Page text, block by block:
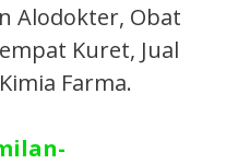
Alodokter, Obat
Kuret, Jual
Farma.​